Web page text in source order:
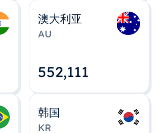
澳大利亚
AU
552,112
韩国
KR